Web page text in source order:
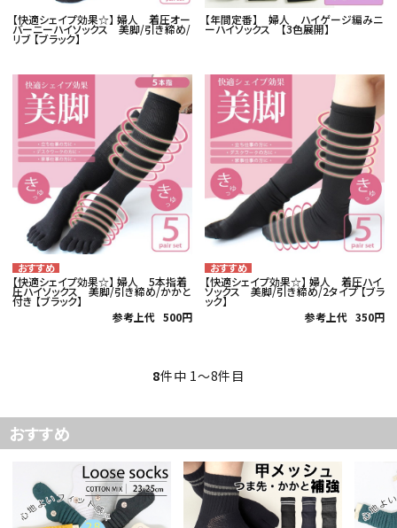
【快適シェイプ効果☆】 婦人 着圧オー
バーニーハイソックス 美脚/引き締め/
リブ 【ブラック】
【年間定番】 婦人 ハイゲージ編みニ
ーハイソックス 【3色展開】
【快適シェイプ効果☆】 婦人 5本指着
圧ハイソックス 美脚/引き締め/かかと
付き 【ブラック】
参考上代 500円
【快適シェイプ効果☆】 婦人 着圧ハイ
ソックス 美脚/引き締め/2タイプ 【ブラ
ック】
参考上代 350円
8件中 1〜8件目
おすすめ